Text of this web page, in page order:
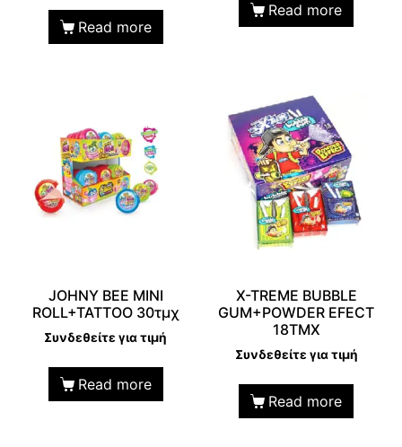
Read more
Read more
JOHNY BEE MINI
ROLL+TATTOO 30τμχ
Συνδεθείτε για τιμή
Read more
X-TREME BUBBLE
GUM+POWDER EFECT
18TMX
Συνδεθείτε για τιμή
Read more